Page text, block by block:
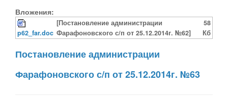
Вложения:
p62_far.doc
[Постановление администрации
Фарафоновского с/п от 25.12.2014г. №62]
58
Кб
Постановление администрации
Фарафоновского с/п от 25.12.2014г. №63